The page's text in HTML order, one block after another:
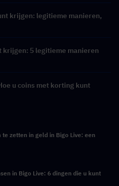
krijgen: legitieme manieren,
krijgen: 5 legitieme manieren
u coins met korting kunt
te zetten in geld in Bigo Live: een
in Bigo Live: 6 dingen die u kunt